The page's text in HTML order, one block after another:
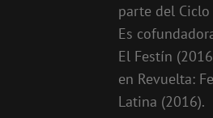
parte del Ciclo
Es
El Festín
en Revuelta:
Latina (2016).